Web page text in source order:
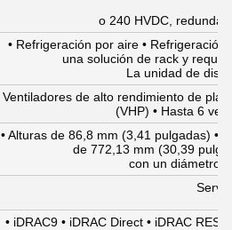
o 240 HVDC,
• Refrigeración por aire •
una solución de rack y
La unidad de
Ventiladores de alto rendimiento de
(VHP) • Hasta 6
• Alturas de 86,8 mm (3,41 pulgadas) •
de 772,13 mm (30,39
con un diámetro
• iDRAC9 • iDRAC Direct • iDRAC